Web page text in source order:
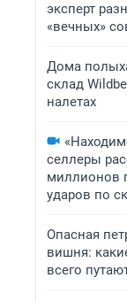
эксперт
«вечных»
Дома
склад
налетах
селлеры
миллионов
ударов по
Опасная
вишня:
всего